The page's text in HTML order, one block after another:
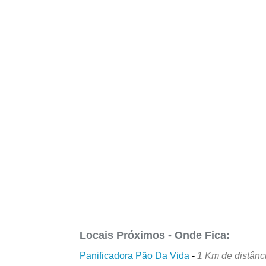
Locais Próximos - Onde Fica:
Panificadora Pão Da Vida - 1 Km de